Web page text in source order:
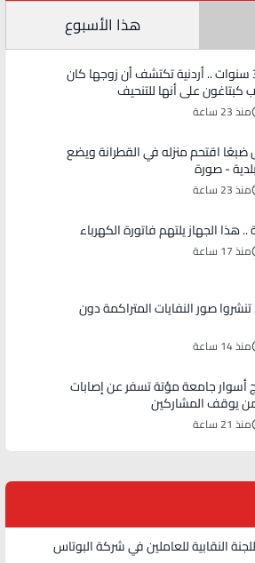
هذا الأسبوع
صدمة بعد 3 سنوات .. أردنية تكتشف أن زوجها كان
كبتاغون على أنها للتنحيف
منذ 23 ساعة
اقتحم منزله في القطرانة ويضع
- صورة
منذ 23 ساعة
منذ 17 ساعة
.. لا تنشروا صور النفايات المتراكمة دون
منذ 14 ساعة
أسوار جامعة مؤتة تسفر عن إصابات
يوقف المشاركين
منذ 21 ساعة
النقابية للعاملين في شركة البوتاس